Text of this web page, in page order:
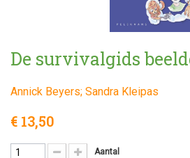
De survivalgids
Annick Beyers; Sandra Kleipas
€ 13,50
Aantal